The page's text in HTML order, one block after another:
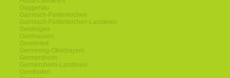
Gaggenau
Garmisch-Partenkirchen
Garmisch-Partenkirchen-Landkreis
Geislingen
Gelnhausen
Geretsried
Germering-Oberbayern
Germersheim
Germersheim-Landkreis
Gersthofen